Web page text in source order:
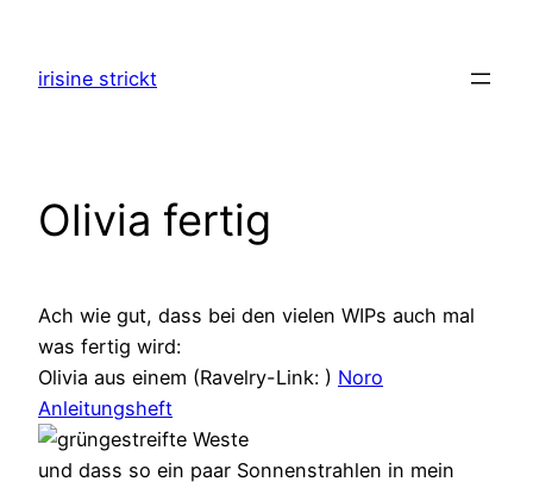
springen
irisine strickt
Olivia fertig
Ach wie gut, dass bei den vielen WIPs auch mal
was fertig wird:
Olivia aus einem (Ravelry-Link: ) Noro
Anleitungsheft
und dass so ein paar Sonnenstrahlen in mein